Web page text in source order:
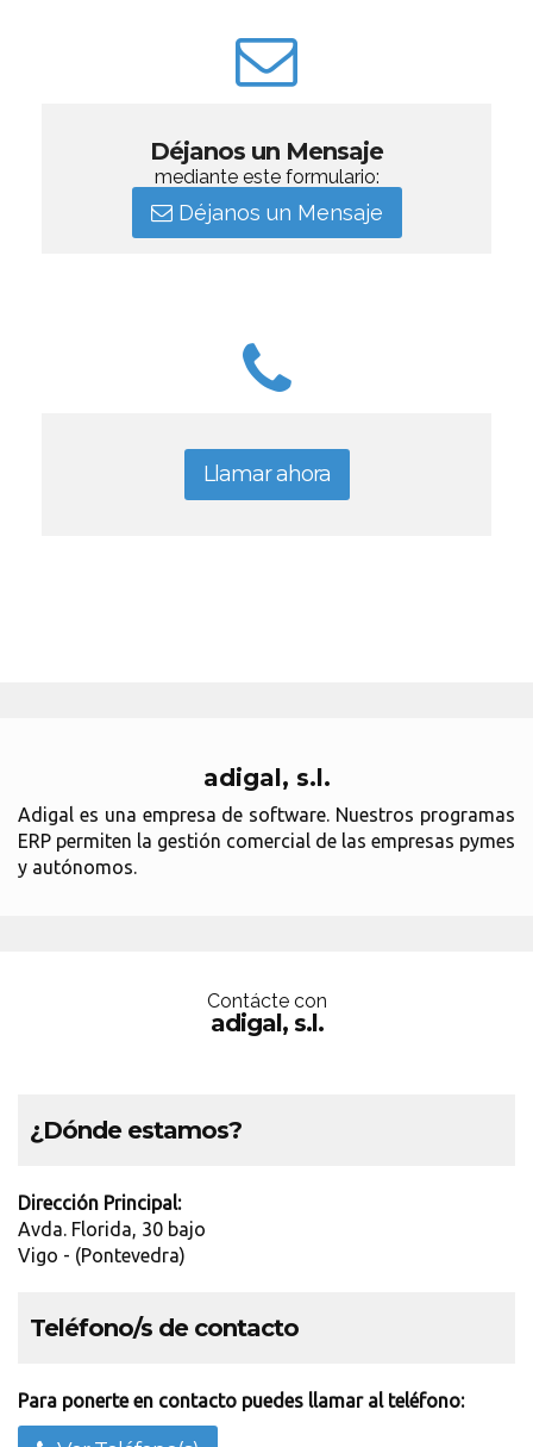
Déjanos un Mensaje
mediante este formulario:
Déjanos un Mensaje
Llamar ahora
adigal, s.l.
Adigal es una empresa de software. Nuestros programas
ERP permiten la gestión comercial de las empresas pymes
y autónomos.
Contácte con
adigal, s.l.
¿Dónde estamos?
Dirección Principal:
Avda. Florida, 30 bajo
Vigo - (Pontevedra)
Teléfono/s de contacto
Para ponerte en contacto puedes llamar al teléfono: